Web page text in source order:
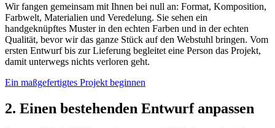
Wir fangen gemeinsam mit Ihnen bei null an: Format, Komposition,
Farbwelt, Materialien und Veredelung. Sie sehen ein
handgeknüpftes Muster in den echten Farben und in der echten
Qualität, bevor wir das ganze Stück auf den Webstuhl bringen. Vom
ersten Entwurf bis zur Lieferung begleitet eine Person das Projekt,
damit unterwegs nichts verloren geht.
Ein maßgefertigtes Projekt beginnen
2. Einen bestehenden Entwurf anpassen